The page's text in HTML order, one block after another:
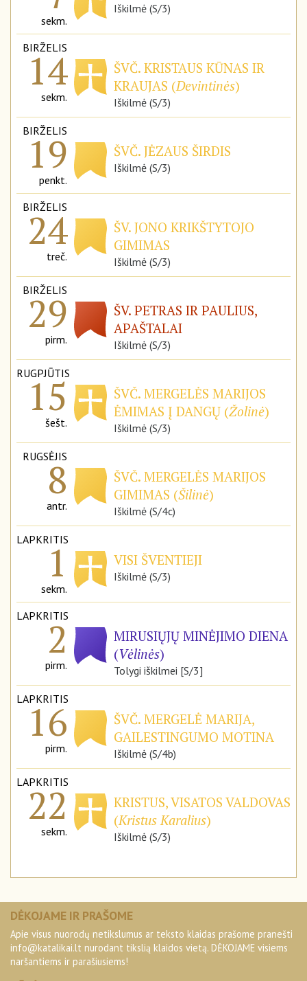
sekm.
Iškilmė (S/3)
BIRŽELIS
14
sekm.
ŠVČ. KRISTAUS KŪNAS IR
KRAUJAS (Devintinės)
Iškilmė (S/3)
BIRŽELIS
19
penkt.
ŠVČ. JĖZAUS ŠIRDIS
Iškilmė (S/3)
BIRŽELIS
24
treč.
ŠV. JONO KRIKŠTYTOJO
GIMIMAS
Iškilmė (S/3)
BIRŽELIS
29
pirm.
ŠV. PETRAS IR PAULIUS,
APAŠTALAI
Iškilmė (S/3)
RUGPJŪTIS
15
šešt.
ŠVČ. MERGELĖS MARIJOS
ĖMIMAS Į DANGŲ (Žolinė)
Iškilmė (S/3)
RUGSĖJIS
8
antr.
ŠVČ. MERGELĖS MARIJOS
GIMIMAS (Šilinė)
Iškilmė (S/4c)
LAPKRITIS
1
sekm.
VISI ŠVENTIEJI
Iškilmė (S/3)
LAPKRITIS
2
pirm.
MIRUSIŲJŲ MINĖJIMO DIENA
(Vėlinės)
Tolygi iškilmei [S/3]
LAPKRITIS
16
pirm.
ŠVČ. MERGELĖ MARIJA,
GAILESTINGUMO MOTINA
Iškilmė (S/4b)
LAPKRITIS
22
sekm.
KRISTUS, VISATOS VALDOVAS
(Kristus Karalius)
Iškilmė (S/3)
DĖKOJAME IR PRAŠOME
Apie visus nuorodų netikslumus ar teksto klaidas prašome pranešti
info@katalikai.lt nurodant tikslią klaidos vietą. DĖKOJAME visiems
naršantiems ir parašiusiems!